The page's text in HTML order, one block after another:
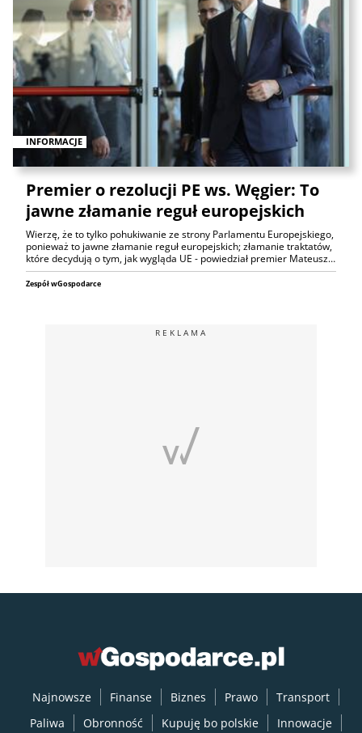
INFORMACJE
Premier o rezolucji PE ws. Węgier: To
jawne złamanie reguł europejskich
Wierzę, że to tylko pohukiwanie ze strony Parlamentu Europejskiego,
ponieważ to jawne złamanie reguł europejskich; złamanie traktatów,
które decydują o tym, jak wygląda UE - powiedział premier Mateusz…
Zespół wGospodarce
REKLAMA
Najnowsze Finanse Biznes Prawo
Transport
Paliwa
Obronność Kupuję bo polskie Innowacje